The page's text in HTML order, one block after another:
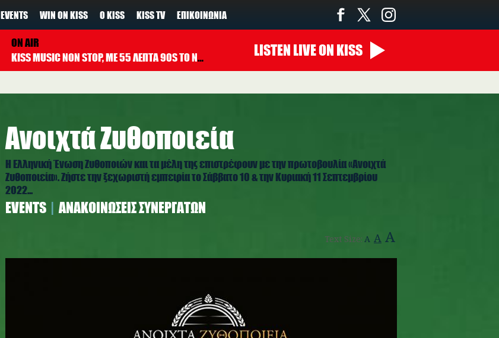
EVENTS WIN ON KISS Ο KISS KISS TV ΕΠΙΚΟΙΝΩΝΊΑ
ON AIR
KISS MUSIC NON STOP, ΜΕ 55 ΛΕΠΤΑ 90S TO NOW ΚΑΘΕ ΩΡΑ
14:00 - 00:00
LISTEN LIVEON KISS
Ανοιχτά Ζυθοποιεία
H Ελληνική Ένωση Ζυθοποιών και τα μέλη της επιστρέφουν με την πρωτοβουλία «Ανοιχτά
Ζυθοποιεία». Ζήστε την ξεχωριστή εμπειρία το Σάββατο 10 & την Κυριακή 11 Σεπτεμβρίου
2022...
EVENTS ΑΝΑΚΟΙΝΏΣΕΙΣ ΣΥΝΕΡΓΑΤΏΝ
Text Size: A A A
anoixta_zythopoieia.jpg